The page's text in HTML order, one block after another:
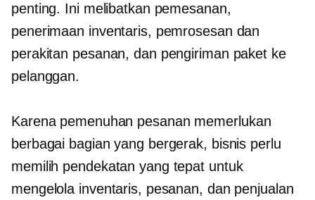
penting. Ini melibatkan pemesanan,
penerimaan inventaris, pemrosesan dan
perakitan pesanan, dan pengiriman paket ke
pelanggan.
Karena pemenuhan pesanan memerlukan
berbagai bagian yang bergerak, bisnis perlu
memilih pendekatan yang tepat untuk
mengelola inventaris, pesanan, dan penjualan